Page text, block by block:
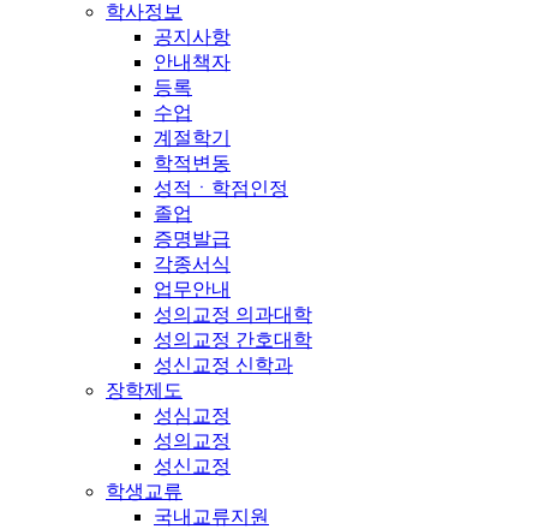
학사정보
공지사항
안내책자
등록
수업
계절학기
학적변동
성적ㆍ학점인정
졸업
증명발급
각종서식
업무안내
성의교정 의과대학
성의교정 간호대학
성신교정 신학과
장학제도
성심교정
성의교정
성신교정
학생교류
국내교류지원